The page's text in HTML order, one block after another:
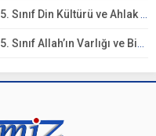
5. Sınıf Din Kültürü ve Ahlak Bilgisi 1. Ünite: Allah İnancı Çalışmaları
5. Sınıf Allah’ın Varlığı ve Birliği Testi – Online Çöz